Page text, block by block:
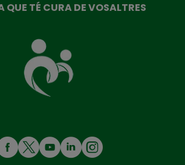
QUE TÉ CURA DE VOSALTRES
Mútua
que
té
cura